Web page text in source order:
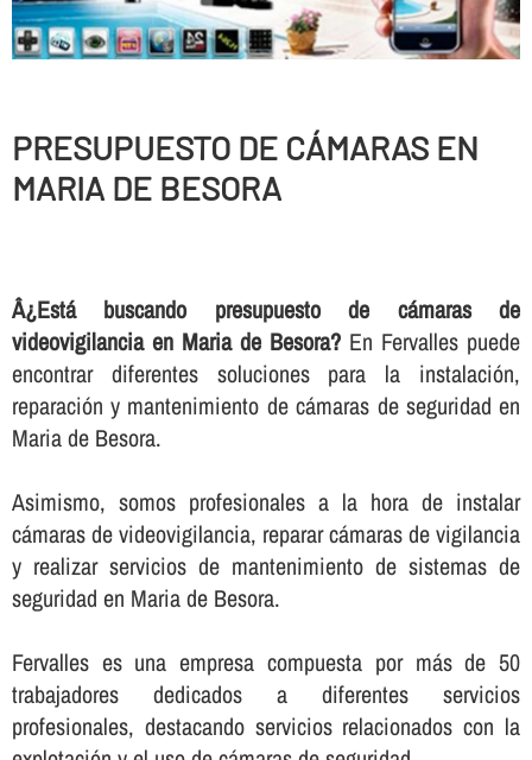
PRESUPUESTO DE CÁMARAS EN
MARIA DE BESORA
Â¿Está buscando presupuesto de cámaras de
videovigilancia en Maria de Besora? En Fervalles puede
encontrar diferentes soluciones para la instalación,
reparación y mantenimiento de cámaras de seguridad en
Maria de Besora.
Asimismo, somos profesionales a la hora de instalar
cámaras de videovigilancia, reparar cámaras de vigilancia
y realizar servicios de mantenimiento de sistemas de
seguridad en Maria de Besora.
Fervalles es una empresa compuesta por más de 50
trabajadores dedicados a diferentes servicios
profesionales, destacando servicios relacionados con la